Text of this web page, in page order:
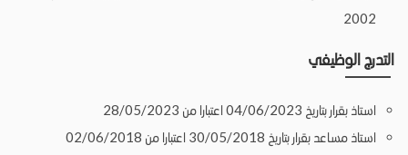
2002
التدرج الوظيفي
استاذ بقرار بتاريخ 04/06/2023 اعتبارا من 28/05/2023
استاذ مساعد بقرار بتاريخ 30/05/2018 اعتبارا من 02/06/2018